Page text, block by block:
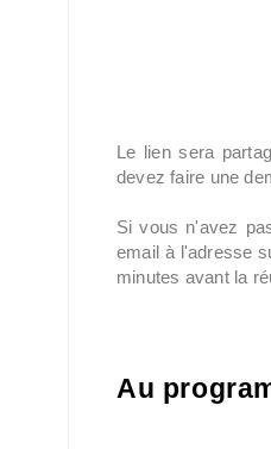
Le lien sera
devez faire une
Si vous n'avez
email à l'adresse
minutes avant la
Au